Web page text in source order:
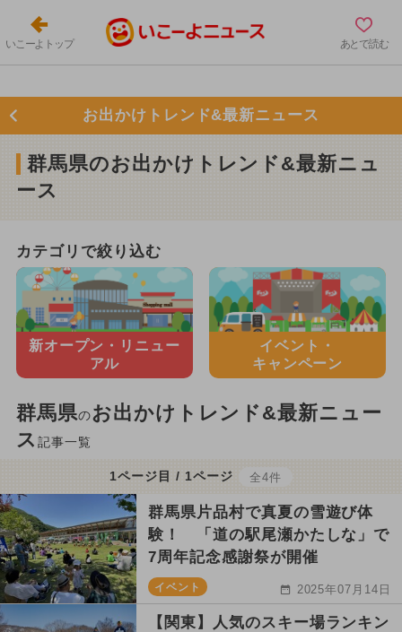
いこーよトップ あとで読む
お出かけトレンド&最新ニュース
群馬県のお出かけトレンド&最新ニュ
ース
カテゴリで絞り込む
新オープン・ リニュー
アル
イベント・
キャンペーン
群馬県のお出かけトレンド&最新ニュー
ス 記事一覧
1ページ目 / 1ページ 全4件
群馬県片品村で真夏の雪遊び体
験！ 「道の駅尾瀬かたしな」で
7周年記念感謝祭が開催
イベント 2025年07月14日
【関東】人気のスキー場ランキン